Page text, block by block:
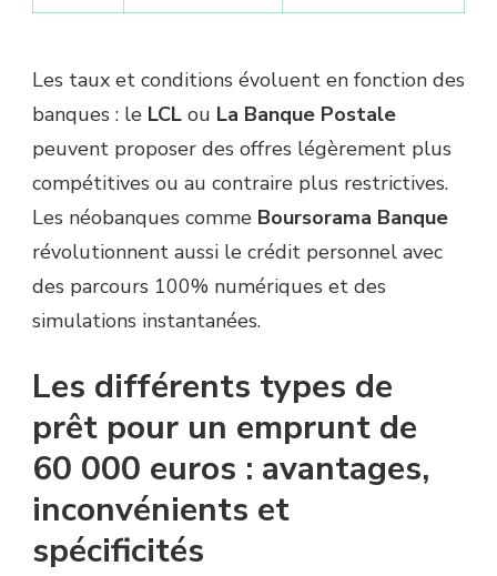
Les taux et conditions évoluent en fonction des
banques : le LCL ou La Banque Postale
peuvent proposer des offres légèrement plus
compétitives ou au contraire plus restrictives.
Les néobanques comme Boursorama Banque
révolutionnent aussi le crédit personnel avec
des parcours 100% numériques et des
simulations instantanées.
Les différents types de
prêt pour un emprunt de
60 000 euros : avantages,
inconvénients et
spécificités